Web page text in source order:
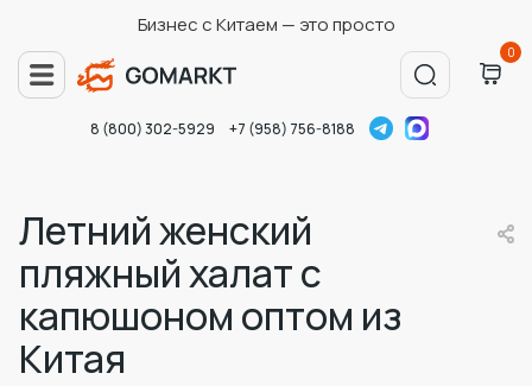
Бизнес с Китаем — это просто
0
8 (800) 302-5929 +7 (958) 756-8188
Летний женский
пляжный халат с
капюшоном оптом из
Китая